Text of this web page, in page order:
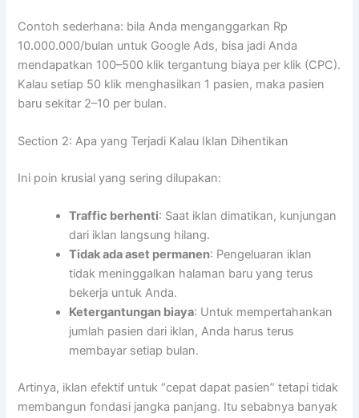
Contoh sederhana: bila Anda menganggarkan Rp
10.000.000/bulan untuk Google Ads, bisa jadi Anda
mendapatkan 100–500 klik tergantung biaya per klik (CPC).
Kalau setiap 50 klik menghasilkan 1 pasien, maka pasien
baru sekitar 2–10 per bulan.
Section 2: Apa yang Terjadi Kalau Iklan Dihentikan
Ini poin krusial yang sering dilupakan:
Traffic berhenti: Saat iklan dimatikan, kunjungan
dari iklan langsung hilang.
Tidak ada aset permanen: Pengeluaran iklan
tidak meninggalkan halaman baru yang terus
bekerja untuk Anda.
Ketergantungan biaya: Untuk mempertahankan
jumlah pasien dari iklan, Anda harus terus
membayar setiap bulan.
Artinya, iklan efektif untuk “cepat dapat pasien” tetapi tidak
membangun fondasi jangka panjang. Itu sebabnya banyak